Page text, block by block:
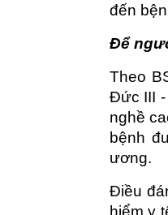
đến
Để
Theo
Đức III -
nghề
bệnh
ương.
Điều
hiểm y